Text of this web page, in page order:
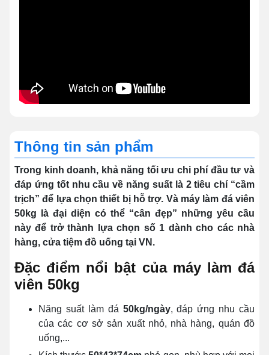
Thông tin sản phẩm
Trong kinh doanh, khả năng tối ưu chi phí đầu tư và
đáp ứng tốt nhu cầu về năng suất là 2 tiêu chí “cầm
trịch” để lựa chọn thiết bị hỗ trợ. Và máy làm đá viên
50kg là đại diện có thể “cân đẹp” những yêu cầu
này để trở thành lựa chọn số 1 dành cho các nhà
hàng, cửa tiệm đồ uống tại VN.
Đặc điểm nổi bật của máy làm đá
viên 50kg
Năng suất làm đá 50kg/ngày, đáp ứng nhu cầu
của các cơ sở sản xuất nhỏ, nhà hàng, quán đồ
uống,...